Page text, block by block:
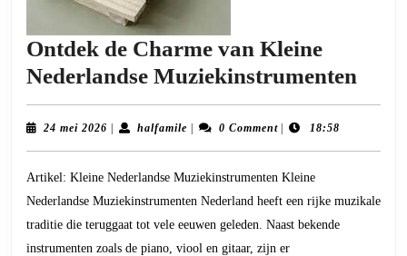
Ontdek de Charme van Kleine
Nederlandse Muziekinstrumenten
de
van
24 mei 2026 24
halfamilehalfamile0 Comment 18:58
Artikel: Kleine Nederlandse Muziekinstrumenten Kleine
Nederlandse Muziekinstrumenten Nederland heeft een rijke muzikale
traditie die teruggaat tot vele eeuwen geleden. Naast bekende
instrumenten zoals de piano, viool en gitaar, zijn er